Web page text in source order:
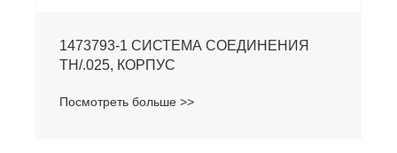
1473793-1 СИСТЕМА СОЕДИНЕНИЯ
TH/.025, КОРПУС
Посмотреть больше >>